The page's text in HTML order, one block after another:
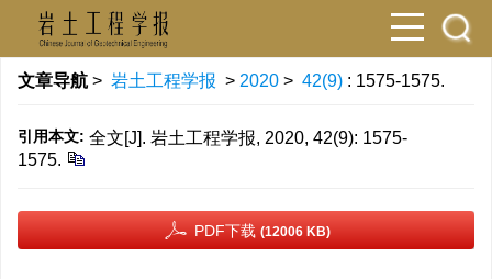
文章导航 > 岩土工程学报 > 2020 > 42(9) : 1575-1575.
引用本文: 全文[J]. 岩土工程学报, 2020, 42(9): 1575-
1575.
PDF下载 (12006 KB)